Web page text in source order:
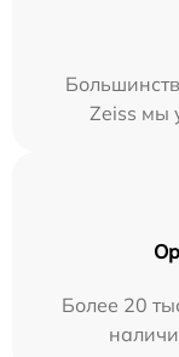
Zeiss мы
Более 20